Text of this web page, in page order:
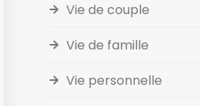
Vie de couple
Vie de famille
Vie personnelle